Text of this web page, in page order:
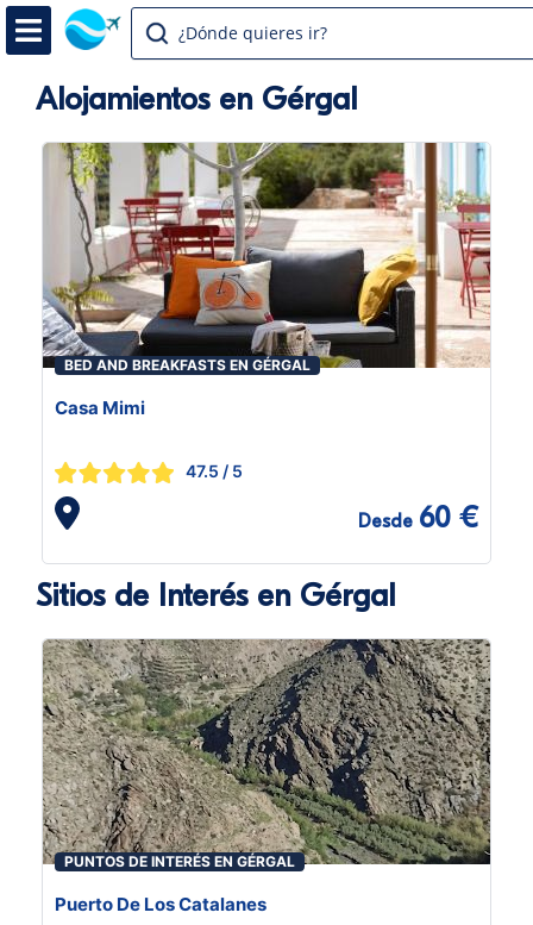
¿Dónde quieres ir?
Alojamientos en Gérgal
BED AND BREAKFASTS EN GÉRGAL
Casa Mimi
47.5 / 5
Desde 60 €
Sitios de Interés en Gérgal
PUNTOS DE INTERÉS EN GÉRGAL
Puerto De Los Catalanes